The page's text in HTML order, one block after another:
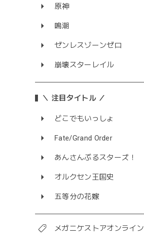
原神
鳴潮
ゼンレスゾーンゼロ
崩壊スターレイル
＼ 注目タイトル ／
どこでもいっしょ
Fate/Grand Order
あんさんぶるスターズ！
オルクセン王国史
五等分の花嫁
メガニケストアオンライン